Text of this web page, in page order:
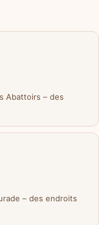
Abattoirs – des
– des endroits